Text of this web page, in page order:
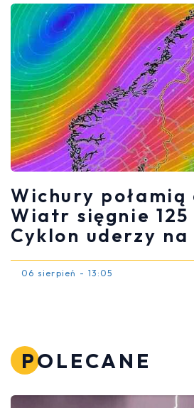
Wichury połamią
Wiatr sięgnie 125
Cyklon uderzy na
06 sierpień - 13:05
POLECANE